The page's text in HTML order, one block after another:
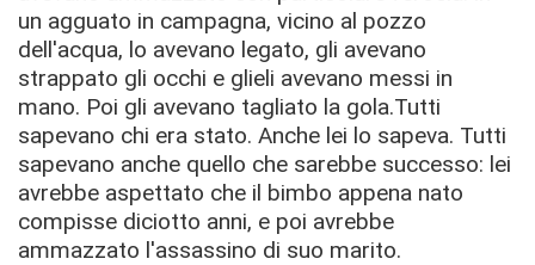
un agguato in campagna, vicino al pozzo
dell'acqua, lo avevano legato, gli avevano
strappato gli occhi e glieli avevano messi in
mano. Poi gli avevano tagliato la gola.Tutti
sapevano chi era stato. Anche lei lo sapeva. Tutti
sapevano anche quello che sarebbe successo: lei
avrebbe aspettato che il bimbo appena nato
compisse diciotto anni, e poi avrebbe
ammazzato l'assassino di suo marito.